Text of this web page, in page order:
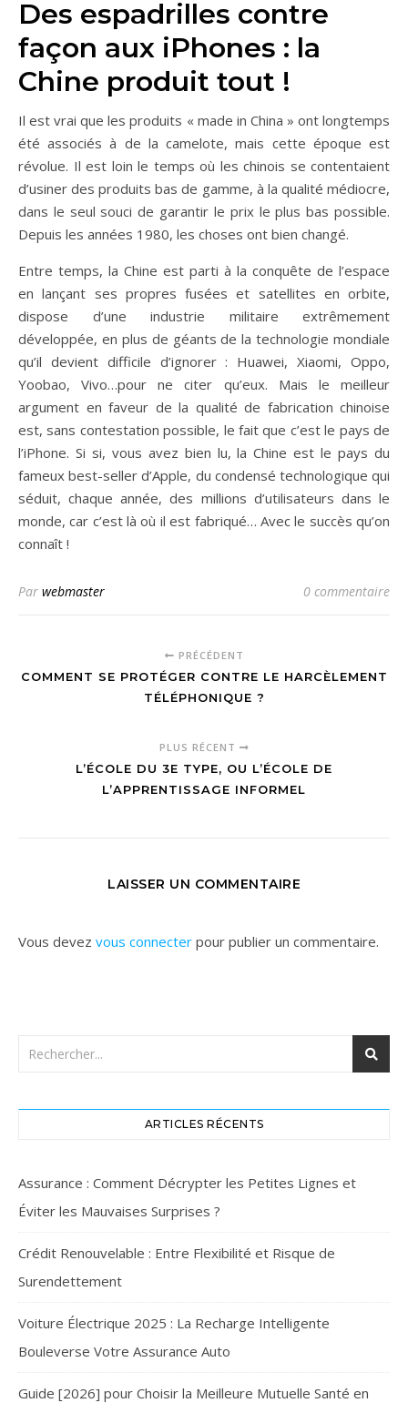
Des espadrilles contre
façon aux iPhones : la
Chine produit tout !
Il est vrai que les produits « made in China » ont longtemps
été associés à de la camelote, mais cette époque est
révolue. Il est loin le temps où les chinois se contentaient
d’usiner des produits bas de gamme, à la qualité médiocre,
dans le seul souci de garantir le prix le plus bas possible.
Depuis les années 1980, les choses ont bien changé.
Entre temps, la Chine est parti à la conquête de l’espace
en lançant ses propres fusées et satellites en orbite,
dispose d’une industrie militaire extrêmement
développée, en plus de géants de la technologie mondiale
qu’il devient difficile d’ignorer : Huawei, Xiaomi, Oppo,
Yoobao, Vivo…pour ne citer qu’eux. Mais le meilleur
argument en faveur de la qualité de fabrication chinoise
est, sans contestation possible, le fait que c’est le pays de
l’iPhone. Si si, vous avez bien lu, la Chine est le pays du
fameux best-seller d’Apple, du condensé technologique qui
séduit, chaque année, des millions d’utilisateurs dans le
monde, car c’est là où il est fabriqué… Avec le succès qu’on
connaît !
Par webmaster 0 commentaire
PRÉCÉDENT
COMMENT SE PROTÉGER CONTRE LE HARCÈLEMENT
TÉLÉPHONIQUE ?
PLUS RÉCENT
L’ÉCOLE DU 3E TYPE, OU L’ÉCOLE DE
L’APPRENTISSAGE INFORMEL
LAISSER UN COMMENTAIRE
Vous devez vous connecter pour publier un commentaire.
ARTICLES RÉCENTS
Assurance : Comment Décrypter les Petites Lignes et
Éviter les Mauvaises Surprises ?
Crédit Renouvelable : Entre Flexibilité et Risque de
Surendettement
Voiture Électrique 2025 : La Recharge Intelligente
Bouleverse Votre Assurance Auto
Guide [2026] pour Choisir la Meilleure Mutuelle Santé en